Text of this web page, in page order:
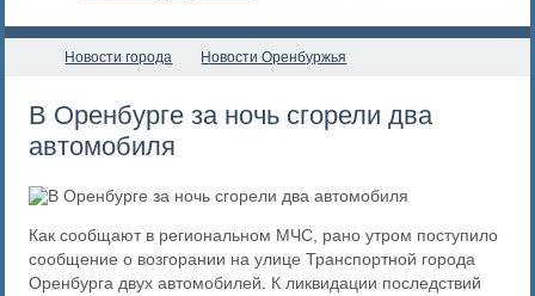
Новости города Новости Оренбуржья
В Оренбурге за ночь сгорели два
автомобиля
Как сообщают в региональном МЧС, рано утром поступило
сообщение о возгорании на улице Транспортной города
Оренбурга двух автомобилей. К ликвидации последствий